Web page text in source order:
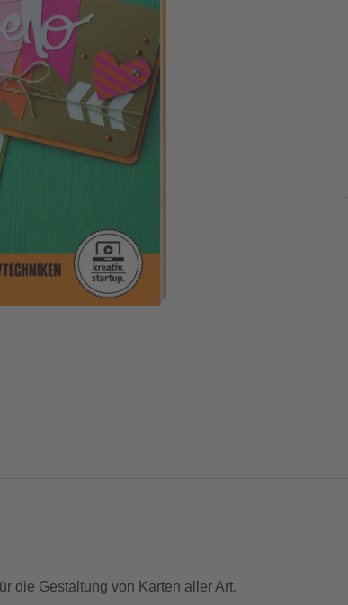
die Gestaltung von Karten aller Art.